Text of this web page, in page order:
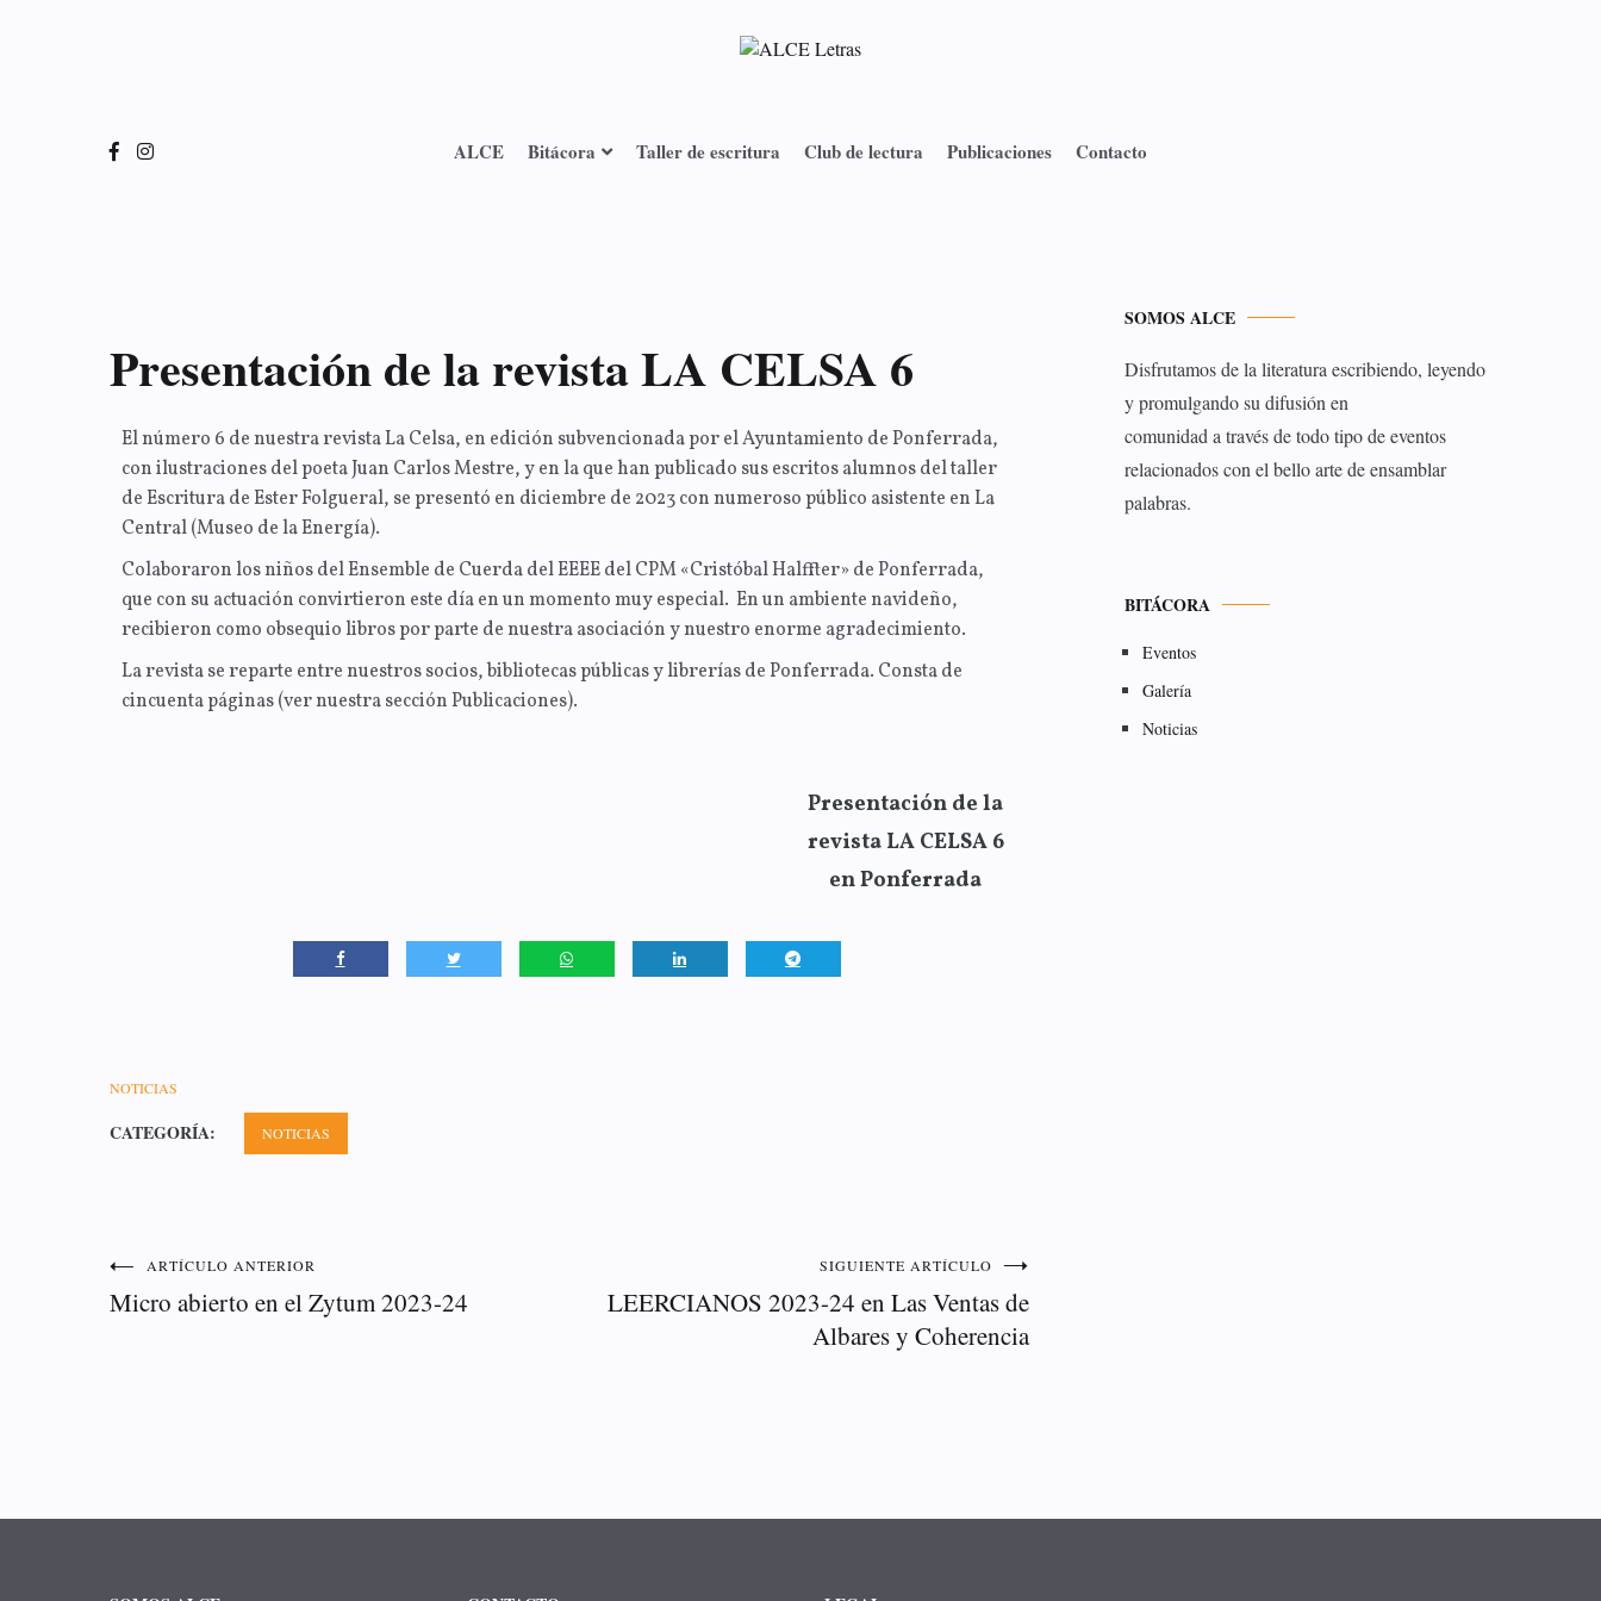
ALCE Bitácora Taller de escritura Club de lectura Publicaciones Contacto
Presentación de la revista LA CELSA 6
El número 6 de nuestra revista La Celsa, en edición subvencionada por el Ayuntamiento de Ponferrada,
con ilustraciones del poeta Juan Carlos Mestre, y en la que han publicado sus escritos alumnos del taller
de Escritura de Ester Folgueral, se presentó en diciembre de 2023 con numeroso público asistente en La
Central (Museo de la Energía).
Colaboraron los niños del Ensemble de Cuerda del EEEE del CPM «Cristóbal Halffter» de Ponferrada,
que con su actuación convirtieron este día en un momento muy especial. En un ambiente navideño,
recibieron como obsequio libros por parte de nuestra asociación y nuestro enorme agradecimiento.
La revista se reparte entre nuestros socios, bibliotecas públicas y librerías de Ponferrada. Consta de
cincuenta páginas (ver nuestra sección Publicaciones).
Presentación de la
revista LA CELSA 6
en Ponferrada
NOTICIAS
CATEGORÍA: NOTICIAS
ARTÍCULO ANTERIOR
Micro abierto en el Zytum 2023-24
SIGUIENTE ARTÍCULO
LEERCIANOS 2023-24 en Las Ventas de
Albares y Coherencia
SOMOS ALCE
Disfrutamos de la literatura escribiendo, leyendo
y promulgando su difusión en
comunidad a través de todo tipo de eventos
relacionados con el bello arte de ensamblar
palabras.
BITÁCORA
Eventos
Galería
Noticias